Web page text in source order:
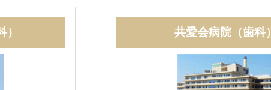
共愛会病院（歯科）